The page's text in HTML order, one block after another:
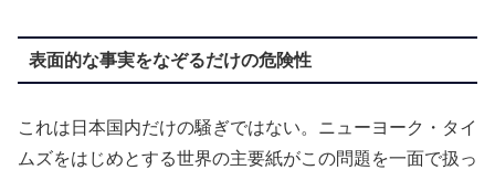
表面的な事実をなぞるだけの危険性
これは日本国内だけの騒ぎではない。ニューヨーク・タイ
ムズをはじめとする世界の主要紙がこの問題を一面で扱っ